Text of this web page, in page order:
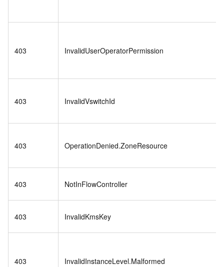
403 InvalidUserOperatorPermission
403 InvalidVswitchId
403 OperationDenied.ZoneResource
403 NotInFlowController
403 InvalidKmsKey
403 InvalidInstanceLevel.Malformed